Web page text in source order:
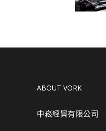
ABOUT VORK
中崧經貿有限公司